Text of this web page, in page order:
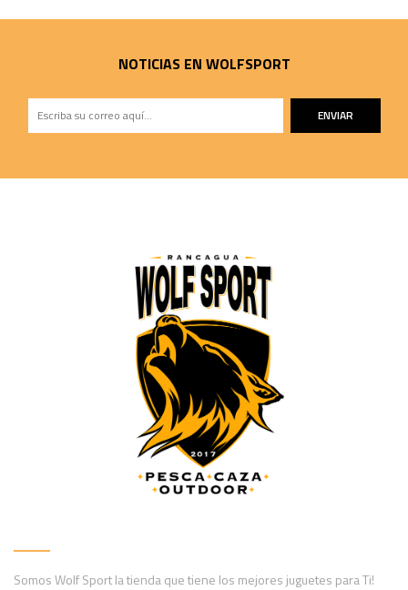
NOTICIAS EN WOLFSPORT
ENVIAR
Somos Wolf Sport la tienda que tiene los mejores juguetes para Ti!